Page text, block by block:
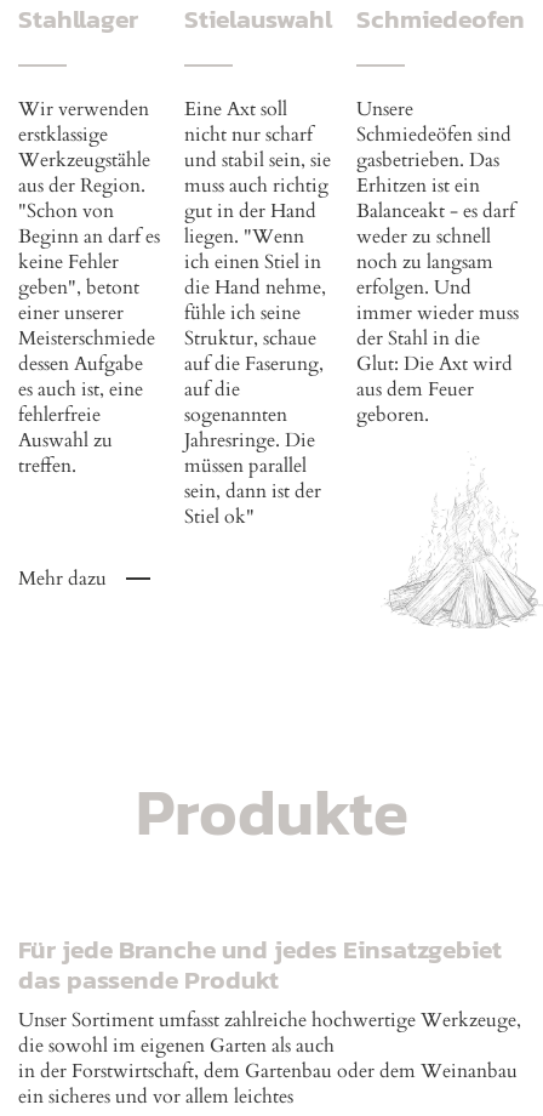
Stahllager
Wir verwenden
erstklassige
Werkzeugstähle
aus der Region.
"Schon von
Beginn an darf es
keine Fehler
geben", betont
einer unserer
Meisterschmiede
dessen Aufgabe
es auch ist, eine
fehlerfreie
Auswahl zu
treffen.
Stielauswahl
Eine Axt soll
nicht nur scharf
und stabil sein, sie
muss auch richtig
gut in der Hand
liegen. "Wenn
ich einen Stiel in
die Hand nehme,
fühle ich seine
Struktur, schaue
auf die Faserung,
auf die
sogenannten
Jahresringe. Die
müssen parallel
sein, dann ist der
Stiel ok"
Schmiedeofen
Unsere
Schmiedeöfen sind
gasbetrieben. Das
Erhitzen ist ein
Balanceakt - es darf
weder zu schnell
noch zu langsam
erfolgen. Und
immer wieder muss
der Stahl in die
Glut: Die Axt wird
aus dem Feuer
geboren.
Mehr dazu
Produkte
Für jede Branche und jedes Einsatzgebiet
das passende Produkt
Unser Sortiment umfasst zahlreiche hochwertige Werkzeuge,
die sowohl im eigenen Garten als auch
in der Forstwirtschaft, dem Gartenbau oder dem Weinanbau
ein sicheres und vor allem leichtes